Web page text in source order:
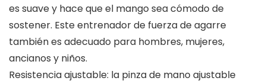
es suave y hace que el mango sea cómodo de
sostener. Este entrenador de fuerza de agarre
también es adecuado para hombres, mujeres,
ancianos y niños.
Resistencia ajustable: la pinza de mano ajustable